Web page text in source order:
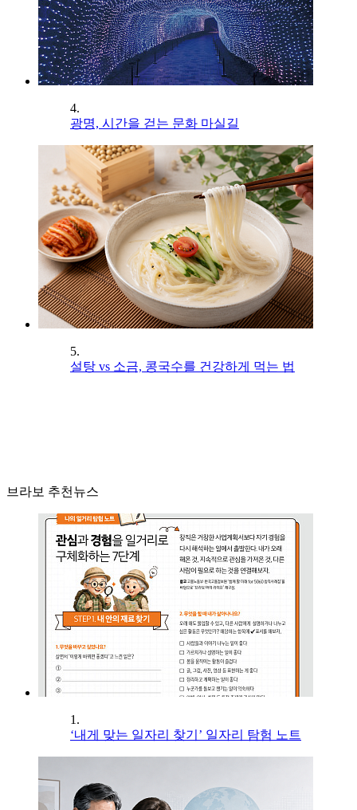
4.
광명, 시간을 걷는 문화 마실길
5.
설탕 vs 소금, 콩국수를 건강하게 먹는 법
브라보 추천뉴스
1.
‘내게 맞는 일자리 찾기’ 일자리 탐험 노트